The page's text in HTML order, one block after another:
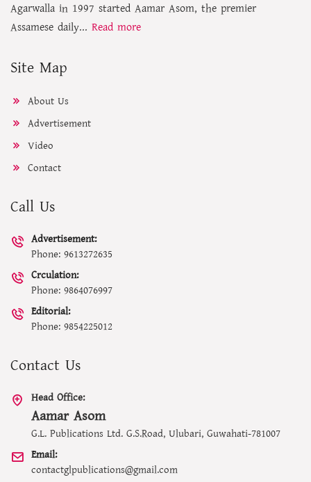
Agarwalla in 1997 started Aamar Asom, the premier
Assamese daily... Read more
Site Map
About Us
Advertisement
Video
Contact
Call Us
Advertisement:
Phone: 9613272635
Crculation:
Phone: 9864076997
Editorial:
Phone: 9854225012
Contact Us
Head Office:
Aamar Asom
G.L. Publications Ltd. G.S.Road, Ulubari, Guwahati-781007
Email:
contactglpublications@gmail.com